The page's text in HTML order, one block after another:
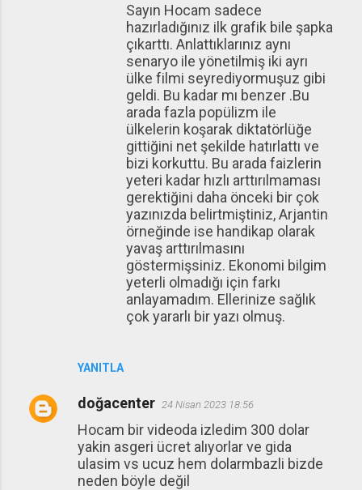
YANITLA
Sayın Hocam sadece
hazırladığınız ilk grafik bile şapka
çıkarttı. Anlattıklarınız aynı
senaryo ile yönetilmiş iki ayrı
ülke filmi seyrediyormuşuz gibi
geldi. Bu kadar mı benzer .Bu
arada fazla popülizm ile
ülkelerin koşarak diktatörlüğe
gittiğini net şekilde hatırlattı ve
bizi korkuttu. Bu arada faizlerin
yeteri kadar hızlı arttırılmaması
gerektiğini daha önceki bir çok
yazınızda belirtmiştiniz, Arjantin
örneğinde ise handikap olarak
yavaş arttırılmasını
göstermişsiniz. Ekonomi bilgim
yeterli olmadığı için farkı
anlayamadım. Ellerinize sağlık
çok yararlı bir yazı olmuş.
doğacenter 24 Nisan 2023 18:56
Hocam bir videoda izledim 300 dolar
yakin asgeri ücret alıyorlar ve gida
ulasim vs ucuz hem dolarmbazli bizde
neden böyle değil